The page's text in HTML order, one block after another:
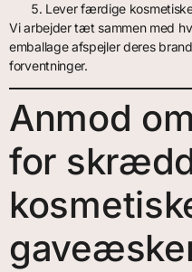
Lever færdige
Vi arbejder tæt sammen med
emballage afspejler deres
forventninger.
Anmod
for